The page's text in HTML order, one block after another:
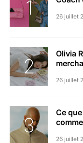
26 juillet
Olivia
26 juillet
Ce
26 juillet